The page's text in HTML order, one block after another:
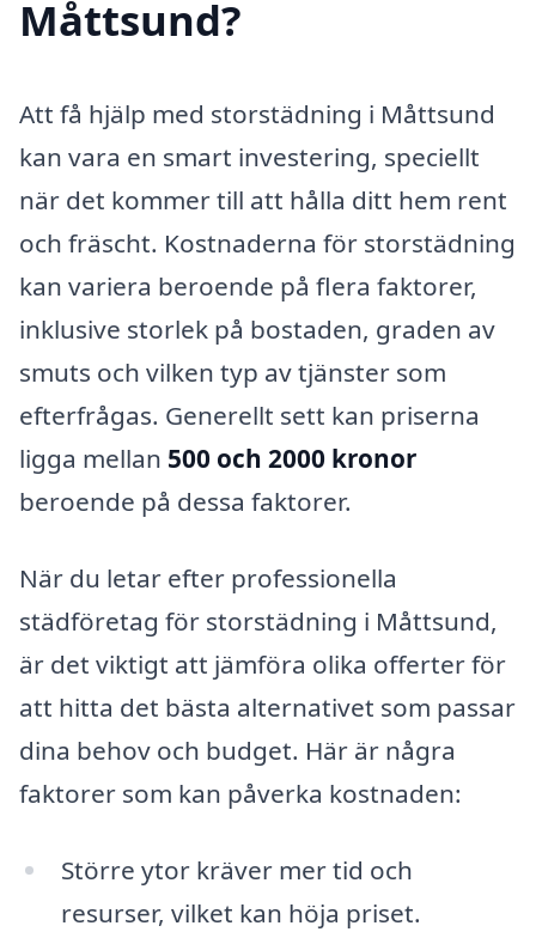
Måttsund?
Att få hjälp med storstädning i Måttsund
kan vara en smart investering, speciellt
när det kommer till att hålla ditt hem rent
och fräscht. Kostnaderna för storstädning
kan variera beroende på flera faktorer,
inklusive storlek på bostaden, graden av
smuts och vilken typ av tjänster som
efterfrågas. Generellt sett kan priserna
ligga mellan 500 och 2000 kronor
beroende på dessa faktorer.
När du letar efter professionella
städföretag för storstädning i Måttsund,
är det viktigt att jämföra olika offerter för
att hitta det bästa alternativet som passar
dina behov och budget. Här är några
faktorer som kan påverka kostnaden:
Större ytor kräver mer tid och
resurser, vilket kan höja priset.